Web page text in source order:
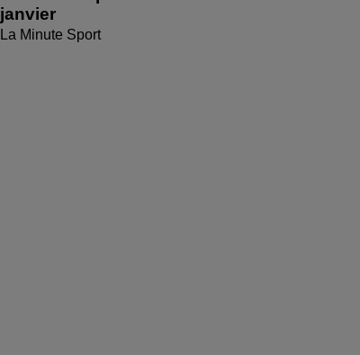
janvier
La Minute Sport